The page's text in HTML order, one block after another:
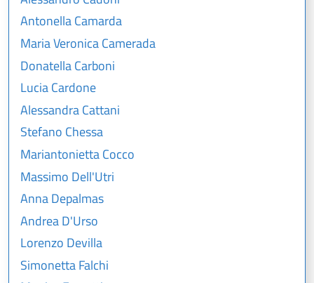
Antonella Camarda
Maria Veronica Camerada
Donatella Carboni
Lucia Cardone
Alessandra Cattani
Stefano Chessa
Mariantonietta Cocco
Massimo Dell'Utri
Anna Depalmas
Andrea D'Urso
Lorenzo Devilla
Simonetta Falchi